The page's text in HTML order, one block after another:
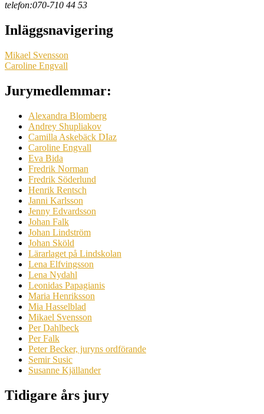
telefon:070-710 44 53
Inläggsnavigering
Mikael Svensson
Caroline Engvall
Jurymedlemmar:
Alexandra Blomberg
Andrey Shupliakov
Camilla Askebäck DIaz
Caroline Engvall
Eva Bida
Fredrik Norman
Fredrik Söderlund
Henrik Rentsch
Janni Karlsson
Jenny Edvardsson
Johan Falk
Johan Lindström
Johan Sköld
Lärarlaget på Lindskolan
Lena Elfvingsson
Lena Nydahl
Leonidas Papagianis
Maria Henriksson
Mia Hasselblad
Mikael Svensson
Per Dahlbeck
Per Falk
Peter Becker, juryns ordförande
Semir Susic
Susanne Kjällander
Tidigare års jury